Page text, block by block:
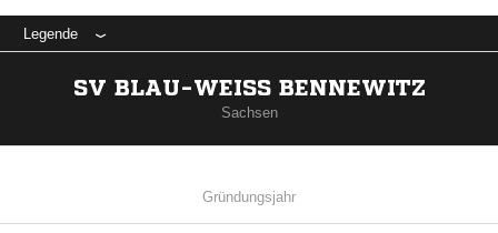
Legende
SV BLAU-WEISS BENNEWITZ
Sachsen
Gründungsjahr